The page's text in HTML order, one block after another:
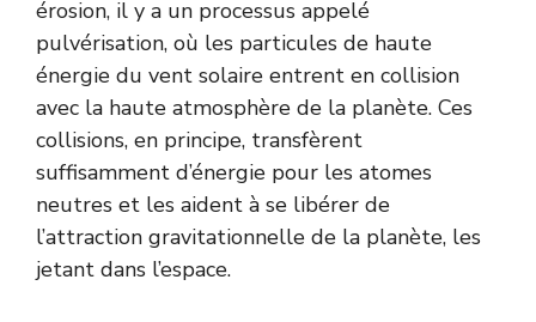
érosion, il y a un processus appelé
pulvérisation, où les particules de haute
énergie du vent solaire entrent en collision
avec la haute atmosphère de la planète. Ces
collisions, en principe, transfèrent
suffisamment d’énergie pour les atomes
neutres et les aident à se libérer de
l’attraction gravitationnelle de la planète, les
jetant dans l’espace.